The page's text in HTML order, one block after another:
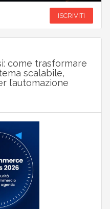
ISCRIVITI
come trasformare
scalabile,
l’automazione